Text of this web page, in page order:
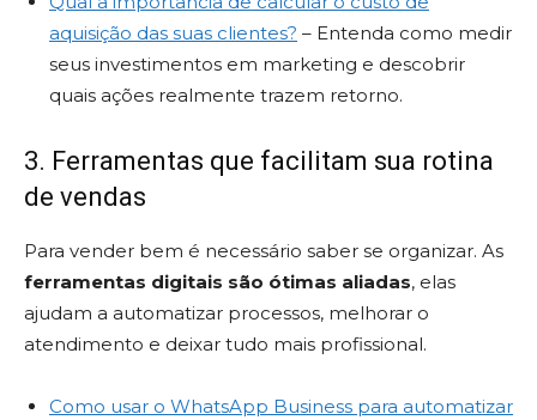
aquisição das suas clientes? – Entenda como medir
seus investimentos em marketing e descobrir
quais ações realmente trazem retorno.
3. Ferramentas que facilitam sua rotina
de vendas
Para vender bem é necessário saber se organizar. As
ferramentas digitais são ótimas aliadas, elas
ajudam a automatizar processos, melhorar o
atendimento e deixar tudo mais profissional.
Como usar o WhatsApp Business para automatizar